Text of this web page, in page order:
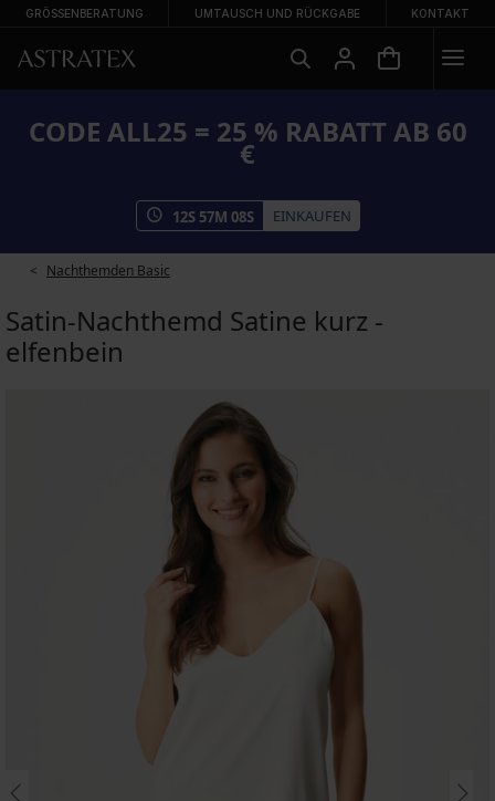
GRÖSSENBERATUNG UMTAUSCH UND RÜCKGABE KONTAKT
CODE ALL25 = 25 % RABATT AB 60
€
12S 57M 07S EINKAUFEN
Nachthemden Basic
Satin-Nachthemd Satine kurz -
elfenbein